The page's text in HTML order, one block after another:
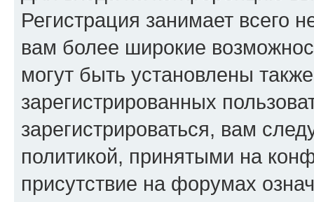
Регистрация занимает всего
вам более широкие
могут быть установлены
зарегистрированных
зарегистрироваться, вам
политикой, принятыми на
присутствие на форумах